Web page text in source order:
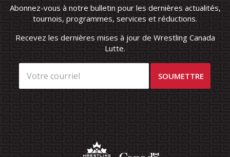
Abonnez-vous à notre bulletin pour les dernières actualités,
tournois, programmes, services et réductions.
Recevez les dernières mises à jour de Wrestling Canada
Lutte.